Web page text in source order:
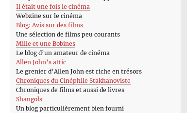
Il était une fois le cinéma
Webzine sur le cinéma
Blog: Avis sur des films
Une sélection de films peu courants
Mille et une Bobines
Le blog d’un amateur de cinéma
Allen John’s attic
Le grenier d’Allen John est riche en trésors
Chroniques du Cinéphile Stakhanoviste
Chroniques de films et aussi de livres
Shangols
Un blog particulièrement bien fourni